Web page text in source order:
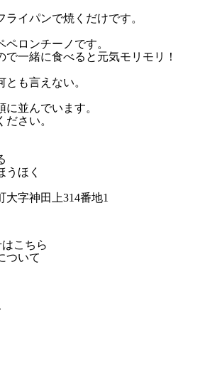
イパンで焼くだけです。
ロンチーノです。
で一緒に食べると元気モリモリ！
も言えない。
並んでいます。
さい。
大字神田上314番地1
こちら
ついて